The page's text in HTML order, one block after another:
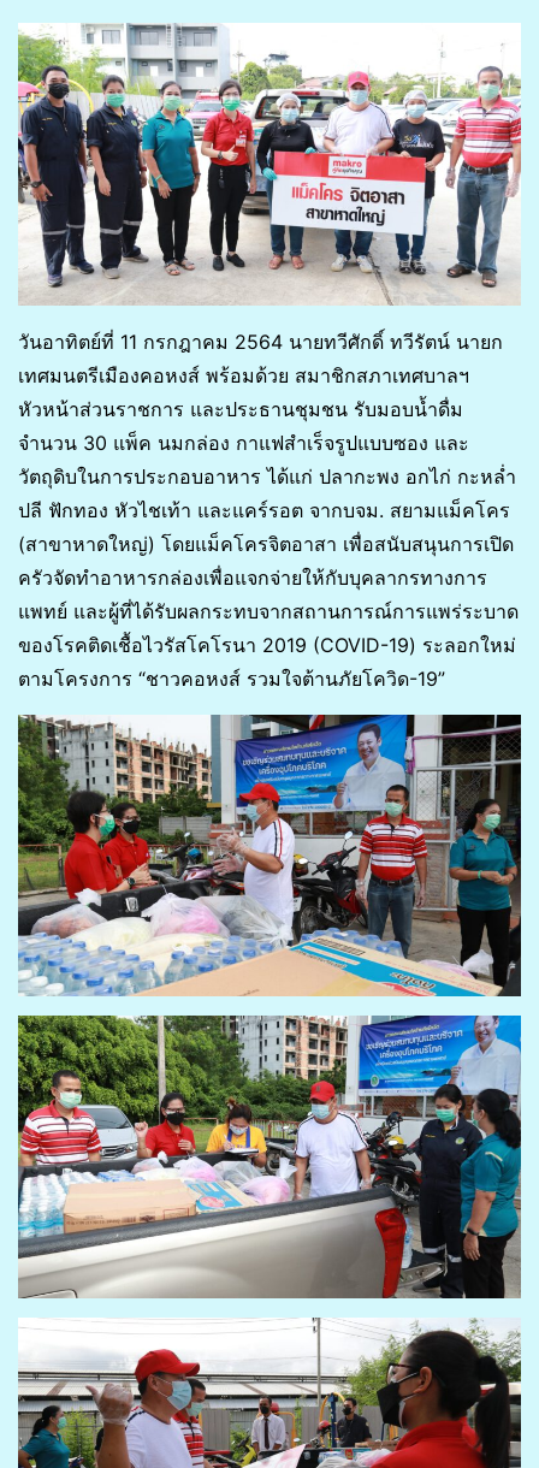
วันอาทิตย์ที่ 11 กรกฎาคม 2564 นายทวีศักดิ์ ทวีรัตน์ นายก
เทศมนตรีเมืองคอหงส์ พร้อมด้วย สมาชิกสภาเทศบาลฯ
หัวหน้าส่วนราชการ และประธานชุมชน รับมอบน้ำดื่ม
จำนวน 30 แพ็ค นมกล่อง กาแฟสำเร็จรูปแบบซอง และ
วัตถุดิบในการประกอบอาหาร ได้แก่ ปลากะพง อกไก่ กะหล่ำ
ปลี ฟักทอง หัวไชเท้า และแคร์รอต จากบจม. สยามแม็คโคร
(สาขาหาดใหญ่) โดยแม็คโครจิตอาสา เพื่อสนับสนุนการเปิด
ครัวจัดทำอาหารกล่องเพื่อแจกจ่ายให้กับบุคลากรทางการ
แพทย์ และผู้ที่ได้รับผลกระทบจากสถานการณ์การแพร่ระบาด
ของโรคติดเชื้อไวรัสโคโรนา 2019 (COVID-19) ระลอกใหม่
ตามโครงการ “ชาวคอหงส์ รวมใจต้านภัยโควิด-19”